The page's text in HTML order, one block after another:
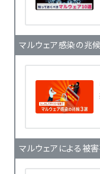
マルウェア感染の兆候
マルウェアによる被